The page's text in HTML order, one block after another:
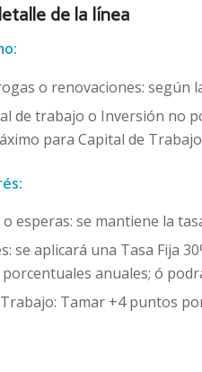
de la línea
o renovaciones: según
de trabajo o Inversión no
para Capital de
esperas: se mantiene la
se aplicará una Tasa Fija
anuales; ó
Tamar +4 puntos